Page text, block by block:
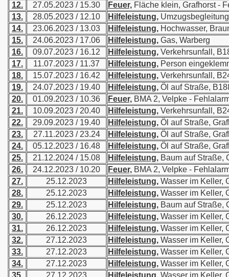
12.
27.05.2023 / 15.30 Feuer, Fläche klein, Grafhorst -
13.
28.05.2023 / 12.10 Hilfeleistung,
14.
23.06.2023 / 13.03 Hilfeleistung, Hochwasser,
15.
24.06.2023 / 17.06 Hilfeleistung, Gas, Warberg
16.
09.07.2023 / 16.12 Hilfeleistung, Verkehrsunfall,
17.
11.07.2023 / 11.37 Hilfeleistung, Person
18.
15.07.2023 / 16.42 Hilfeleistung, Verkehrsunfall,
19.
24.07.2023 / 19.40 Hilfeleistung, Öl auf Straße,
20.
01.09.2023 / 10.36 Feuer, BMA 2, Velpke -
21.
10.09.2023 / 20.40 Hilfeleistung, Verkehrsunfall,
22.
29.09.2023 / 19.40 Hilfeleistung, Öl auf Straße,
23.
27.11.2023 / 23.24 Hilfeleistung, Öl auf Straße,
24.
05.12.2023 / 16.48 Hilfeleistung, Öl auf Straße,
25.
21.12.2024 / 15.08 Hilfeleistung, Baum auf Straße,
26.
24.12.2023 / 10.20 Feuer, BMA 2, Velpke -
27.
25.12.2023 Hilfeleistung, Wasser im Keller,
28.
25.12.2023 Hilfeleistung, Wasser im Keller,
29.
25.12.2023 Hilfeleistung, Baum auf Straße,
30.
26.12.2023 Hilfeleistung, Wasser im Keller,
31.
26.12.2023 Hilfeleistung, Wasser im Keller,
32.
27.12.2023 Hilfeleistung, Wasser im Keller,
33.
27.12.2023 Hilfeleistung, Wasser im Keller,
34.
27.12.2023 Hilfeleistung, Wasser im Keller,
35.
27.12.2023 Hilfeleistung, Wasser im Keller,